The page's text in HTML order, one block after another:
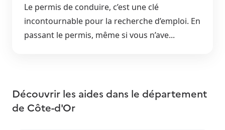
Le permis de conduire, c’est une clé
incontournable pour la recherche d’emploi. En
passant le permis, même si vous n’ave...
Découvrir les aides dans le département
de Côte-d'Or